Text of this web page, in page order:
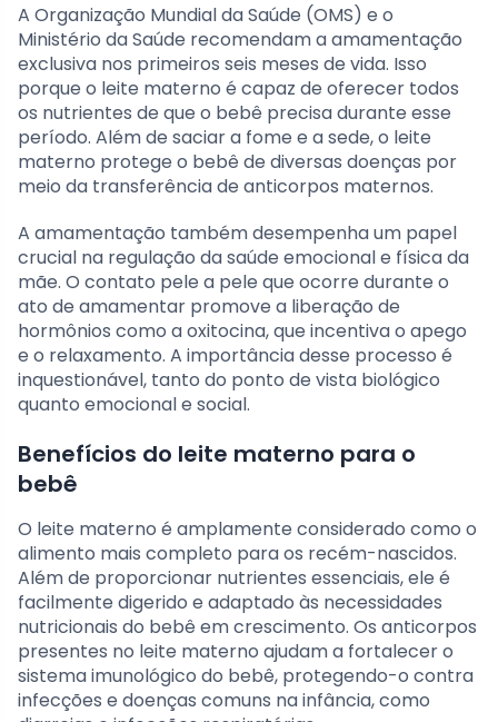
A Organização Mundial da Saúde (OMS) e o
Ministério da Saúde recomendam a amamentação
exclusiva nos primeiros seis meses de vida. Isso
porque o leite materno é capaz de oferecer todos
os nutrientes de que o bebê precisa durante esse
período. Além de saciar a fome e a sede, o leite
materno protege o bebê de diversas doenças por
meio da transferência de anticorpos maternos.
A amamentação também desempenha um papel
crucial na regulação da saúde emocional e física da
mãe. O contato pele a pele que ocorre durante o
ato de amamentar promove a liberação de
hormônios como a oxitocina, que incentiva o apego
e o relaxamento. A importância desse processo é
inquestionável, tanto do ponto de vista biológico
quanto emocional e social.
Benefícios do leite materno para o
bebê
O leite materno é amplamente considerado como o
alimento mais completo para os recém-nascidos.
Além de proporcionar nutrientes essenciais, ele é
facilmente digerido e adaptado às necessidades
nutricionais do bebê em crescimento. Os anticorpos
presentes no leite materno ajudam a fortalecer o
sistema imunológico do bebê, protegendo-o contra
infecções e doenças comuns na infância, como